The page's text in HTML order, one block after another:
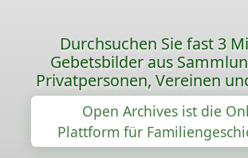
Durchsuchen Sie fast 3
Gebetsbilder aus
Privatpersonen, Vereinen
Open Archives ist die
Plattform für